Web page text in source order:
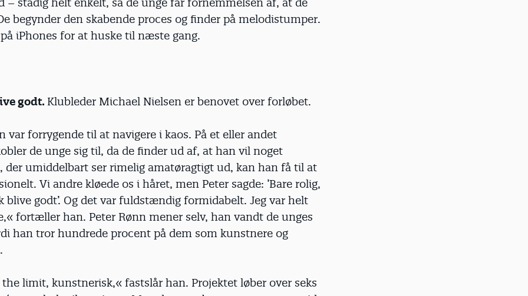
begynder den skabende proces og finder på melodistumper.
iPhones for at huske til næste gang.
godt. Klubleder Michael Nielsen er benovet over forløbet.
var forrygende til at navigere i kaos. På et eller andet
de unge sig til, da de finder ud af, at han vil noget
der umiddelbart ser rimelig amatøragtigt ud, kan han få til at
Vi andre kløede os i håret, men Peter sagde: ’Bare rolig,
blive godt’. Og det var fuldstændig formidabelt. Jeg var helt
fortæller han. Peter Rønn mener selv, han vandt de unges
han tror hundrede procent på dem som kunstnere og
the limit, kunstnerisk,« fastslår han. Projektet løber over seks